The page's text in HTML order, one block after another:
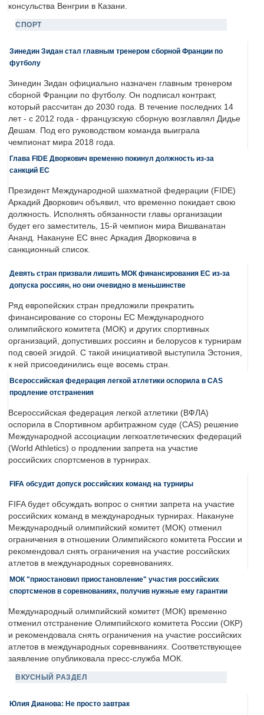
консульства Венгрии в Казани.
СПОРТ
Зинедин Зидан стал главным тренером сборной Франции по
футболу
Зинедин Зидан официально назначен главным тренером
сборной Франции по футболу. Он подписал контракт,
который рассчитан до 2030 года. В течение последних 14
лет - с 2012 года - французскую сборную возглавлял Дидье
Дешам. Под его руководством команда выиграла
чемпионат мира 2018 года.
Глава FIDE Дворкович временно покинул должность из-за
санкций ЕС
Президент Международной шахматной федерации (FIDE)
Аркадий Дворкович объявил, что временно покидает свою
должность. Исполнять обязанности главы организации
будет его заместитель, 15-й чемпион мира Вишванатан
Ананд. Накануне ЕС внес Аркадия Дворковича в
санкционный список.
Девять стран призвали лишить МОК финансирования ЕС из-за
допуска россиян, но они очевидно в меньшинстве
Ряд европейских стран предложили прекратить
финансирование со стороны ЕС Международного
олимпийского комитета (МОК) и других спортивных
организаций, допустивших россиян и белорусов к турнирам
под своей эгидой. С такой инициативой выступила Эстония,
к ней присоединились еще восемь стран.
Всероссийская федерация легкой атлетики оспорила в CAS
продление отстранения
Всероссийская федерация легкой атлетики (ВФЛА)
оспорила в Спортивном арбитражном суде (CAS) решение
Международной ассоциации легкоатлетических федераций
(World Athletics) о продлении запрета на участие
российских спортсменов в турнирах.
FIFA обсудит допуск российских команд на турниры
FIFA будет обсуждать вопрос о снятии запрета на участие
российских команд в международных турнирах. Накануне
Международный олимпийский комитет (МОК) отменил
ограничения в отношении Олимпийского комитета России и
рекомендовал снять ограничения на участие российских
атлетов в международных соревнованиях.
МОК "приостановил приостановление" участия российских
спортсменов в соревнованиях, получив нужные ему гарантии
Международный олимпийский комитет (МОК) временно
отменил отстранение Олимпийского комитета России (ОКР)
и рекомендовала снять ограничения на участие российских
атлетов в международных соревнваниях. Соответствующее
заявление опубликовала пресс-служба МОК.
ВКУСНЫЙ РАЗДЕЛ
Юлия Дианова: Не просто завтрак